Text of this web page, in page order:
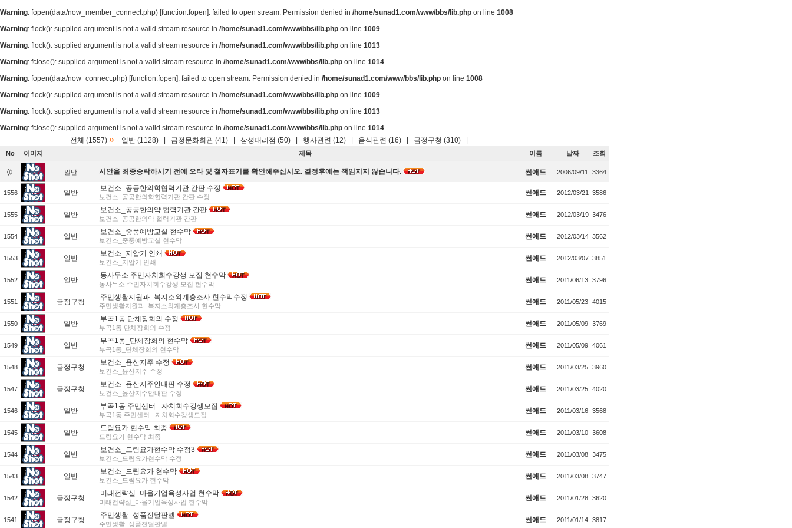
Warning: fopen(data/now_member_connect.php) [function.fopen]: failed to open stream: Permission denied in /home/sunad1.com/www/bbs/lib.php on line 1008
Warning: flock(): supplied argument is not a valid stream resource in /home/sunad1.com/www/bbs/lib.php on line 1009
Warning: flock(): supplied argument is not a valid stream resource in /home/sunad1.com/www/bbs/lib.php on line 1013
Warning: fclose(): supplied argument is not a valid stream resource in /home/sunad1.com/www/bbs/lib.php on line 1014
Warning: fopen(data/now_connect.php) [function.fopen]: failed to open stream: Permission denied in /home/sunad1.com/www/bbs/lib.php on line 1008
Warning: flock(): supplied argument is not a valid stream resource in /home/sunad1.com/www/bbs/lib.php on line 1009
Warning: flock(): supplied argument is not a valid stream resource in /home/sunad1.com/www/bbs/lib.php on line 1013
Warning: fclose(): supplied argument is not a valid stream resource in /home/sunad1.com/www/bbs/lib.php on line 1014
전체 (1557) » 일반 (1128) 금정문화회관 (41) 삼성대리점 (50) 행사관련 (12) 음식관련 (16) 금정구청 (310)
No 이미지 제목 이름 날짜 조회
일반 시안을 최종승락하시기 전에 오타 및 철자표기를 확인해주십시오. 결정후에는 책임지지 않습니다. 썬애드 2006/09/11 3364
1556 일반
보건소_공공한의학협력기관 간판 수정
보건소_공공한의학협력기관 간판 수정 썬애드 2012/03/21 3586
1555 일반
보건소_공공한의약 협력기관 간판
보건소_공공한의약 협력기관 간판 썬애드 2012/03/19 3476
1554 일반
보건소_중풍예방교실 현수막
보건소_중풍예방교실 현수막 썬애드 2012/03/14 3562
1553 일반
보건소_지압기 인쇄
보건소_지압기 인쇄 썬애드 2012/03/07 3851
1552 일반
동사무소 주민자치회수강생 모집 현수막
동사무소 주민자치회수강생 모집 현수막 썬애드 2011/06/13 3796
1551 금정구청
주민생활지원과_복지소외계층조사 현수막수정
주민생활지원과_복지소외계층조사 현수막 썬애드 2011/05/23 4015
1550 일반
부곡1동 단체장회의 수정
부곡1동 단체장회의 수정 썬애드 2011/05/09 3769
1549 일반
부곡1동_단체장회의 현수막
부곡1동_단체장회의 현수막 썬애드 2011/05/09 4061
1548 금정구청
보건소_윤산지주 수정
보건소_윤산지주 수정 썬애드 2011/03/25 3960
1547 금정구청
보건소_윤산지주안내판 수정
보건소_윤산지주안내판 수정 썬애드 2011/03/25 4020
1546 일반
부곡1동 주민센터_ 자치회수강생모집
부곡1동 주민센터_ 자치회수강생모집 썬애드 2011/03/16 3568
1545 일반
드림요가 현수막 최종
드림요가 현수막 최종 썬애드 2011/03/10 3608
1544 일반
보건소_드림요가현수막 수정3
보건소_드림요가현수막 수정 썬애드 2011/03/08 3475
1543 일반
보건소_드림요가 현수막
보건소_드림요가 현수막 썬애드 2011/03/08 3747
1542 금정구청
미래전략실_마을기업육성사업 현수막
미래전략실_마을기업육성사업 현수막 썬애드 2011/01/28 3620
1541 금정구청
주민생활_성품전달판넬
주민생활_성품전달판넬 썬애드 2011/01/14 3817